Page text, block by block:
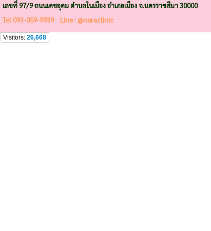
เลขที่ 97/9 ถนนเดชอุดม ตำบลในเมือง อำเภอเมือง จ.นครราชสีมา 30000
Tel 093-059-9939 Line : @noraclinic
Visitors: 26,668